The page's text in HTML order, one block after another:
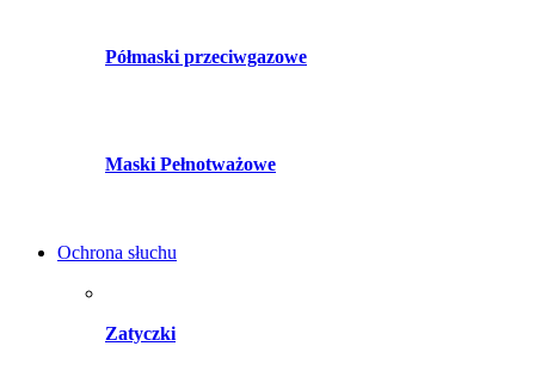
Półmaski przeciwgazowe
Maski Pełnotważowe
Ochrona słuchu
Zatyczki